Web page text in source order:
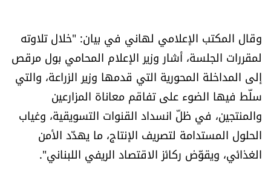
الصحافة الإسرائيلية
ثقافة وفنون
فصل من كتاب
اقرأ تضحك
وقال المكتب الإعلامي لهاني في بيان: "خلال تلاوته
لمقررات الجلسة، أشار وزير الإعلام المحامي بول مرقص
إلى المداخلة المحورية التي قدمها وزير الزراعة، والتي
سلّط فيها الضوء على تفاقم معاناة المزارعين
والمنتجين، في ظلّ انسداد القنوات التسويقية، وغياب
الحلول المستدامة لتصريف الإنتاج، ما يهدّد الأمن
الغذائي، ويقوّض ركائز الاقتصاد الريفي اللبناني".